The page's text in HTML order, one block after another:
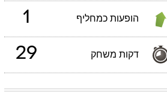
הופעות כמחליף 1
דקות משחק 29